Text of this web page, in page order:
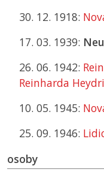
30. 12. 1918:
17. 03. 1939:
26. 06. 1942:
Reinharda
10. 05. 1945:
25. 09. 1946:
osoby